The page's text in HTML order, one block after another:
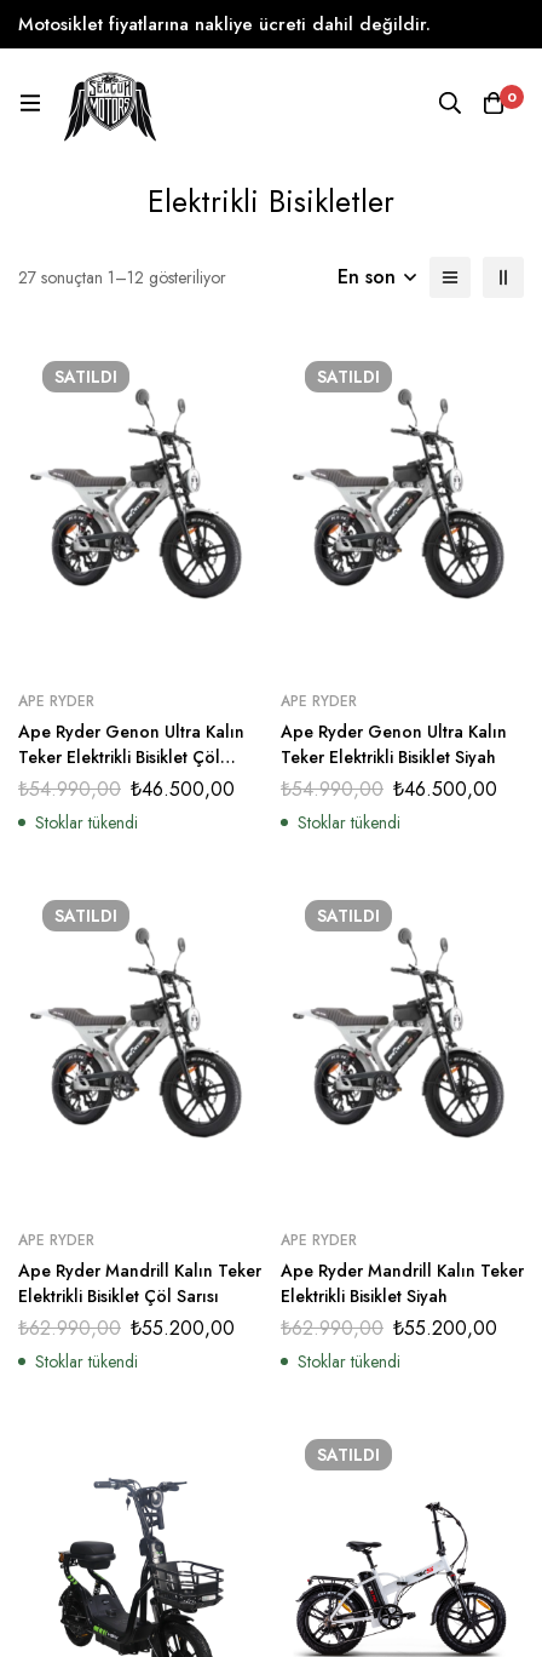
Motosiklet fiyatlarına nakliye ücreti dahil değildir.
0
Elektrikli Bisikletler
27 sonuçtan 1–12 gösteriliyor En son
SATILDI
APE RYDER
Ape Ryder Genon Ultra Kalın
Teker Elektrikli Bisiklet Çöl
Sarısı
₺54.990,00 ₺46.500,00
Stoklar tükendi
SATILDI
APE RYDER
Ape Ryder Genon Ultra Kalın
Teker Elektrikli Bisiklet Siyah
₺54.990,00 ₺46.500,00
Stoklar tükendi
SATILDI
APE RYDER
Ape Ryder Mandrill Kalın Teker
Elektrikli Bisiklet Çöl Sarısı
₺62.990,00 ₺55.200,00
Stoklar tükendi
SATILDI
APE RYDER
Ape Ryder Mandrill Kalın Teker
Elektrikli Bisiklet Siyah
₺62.990,00 ₺55.200,00
Stoklar tükendi
SATILDI